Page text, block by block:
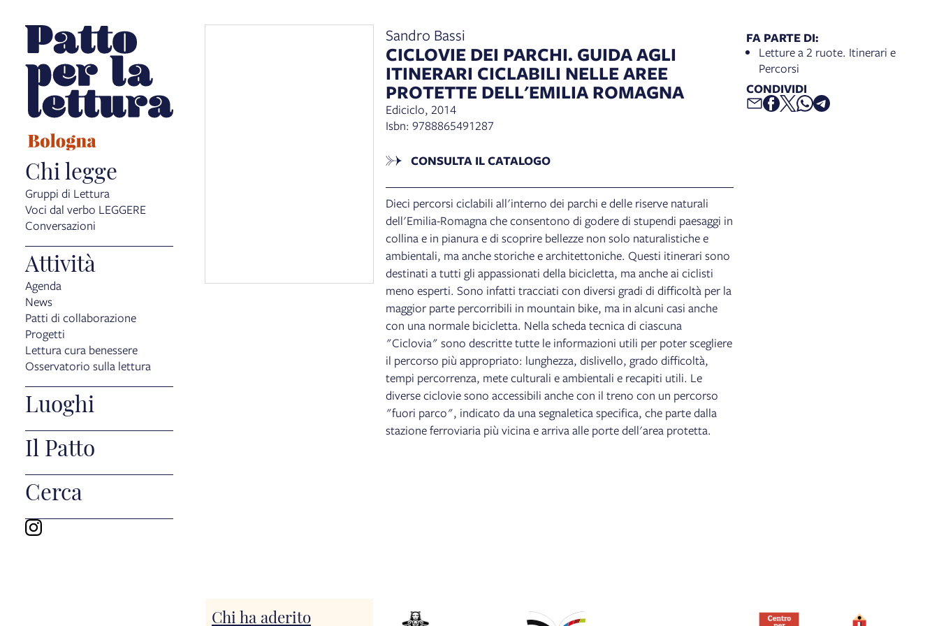
Chi legge
Gruppi di Lettura
Voci dal verbo LEGGERE
Conversazioni
Attività
Agenda
News
Patti di collaborazione
Progetti
Lettura cura benessere
Osservatorio sulla lettura
Luoghi
Il Patto
Cerca
Sandro Bassi
CICLOVIE DEI PARCHI. GUIDA AGLI
ITINERARI CICLABILI NELLE AREE
PROTETTE DELL'EMILIA ROMAGNA
Ediciclo, 2014
Isbn: 9788865491287
CONSULTA IL CATALOGO
Dieci percorsi ciclabili all'interno dei parchi e delle riserve naturali
dell'Emilia-Romagna che consentono di godere di stupendi paesaggi in
collina e in pianura e di scoprire bellezze non solo naturalistiche e
ambientali, ma anche storiche e architettoniche. Questi itinerari sono
destinati a tutti gli appassionati della bicicletta, ma anche ai ciclisti
meno esperti. Sono infatti tracciati con diversi gradi di difficoltà per la
maggior parte percorribili in mountain bike, ma in alcuni casi anche
con una normale bicicletta. Nella scheda tecnica di ciascuna
"Ciclovia" sono descritte tutte le informazioni utili per poter scegliere
il percorso più appropriato: lunghezza, dislivello, grado difficoltà,
tempi percorrenza, mete culturali e ambientali e recapiti utili. Le
diverse ciclovie sono accessibili anche con il treno con un percorso
"fuori parco", indicato da una segnaletica specifica, che parte dalla
stazione ferroviaria più vicina e arriva alle porte dell'area protetta.
FA PARTE DI:
Letture a 2 ruote. Itinerari e
Percorsi
CONDIVIDI
Chi ha aderito